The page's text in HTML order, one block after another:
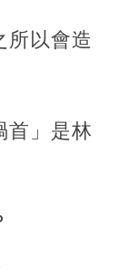
所以會造
首」是林